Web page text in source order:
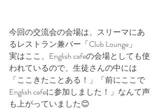
今回の交流会の会場は、スリーマにあ
るレストラン兼バー「Club Lounge」
実はここ、English cafeの会場としても使
われているので、生徒さんの中には
「ここきたことある！」「前にここで
English cafeに参加しました！」なんて声
も上がっていました😊